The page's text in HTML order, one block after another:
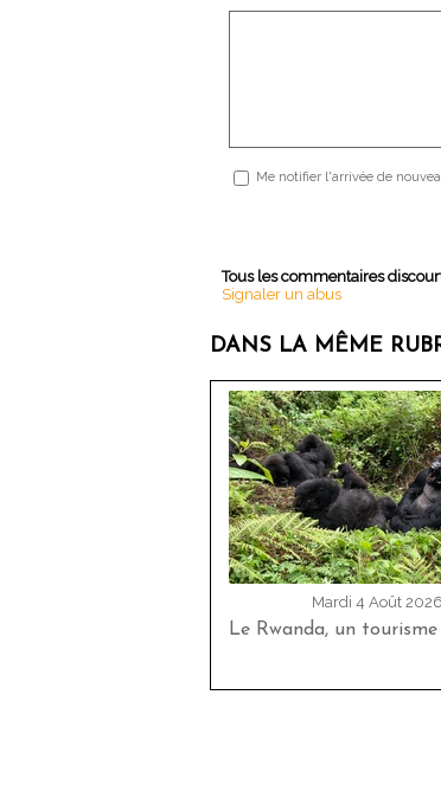
Me notifier l'arrivée de
Tous les commentaires
Signaler un abus
DANS LA MÊME
Mardi 4 Août
Le Rwanda, un